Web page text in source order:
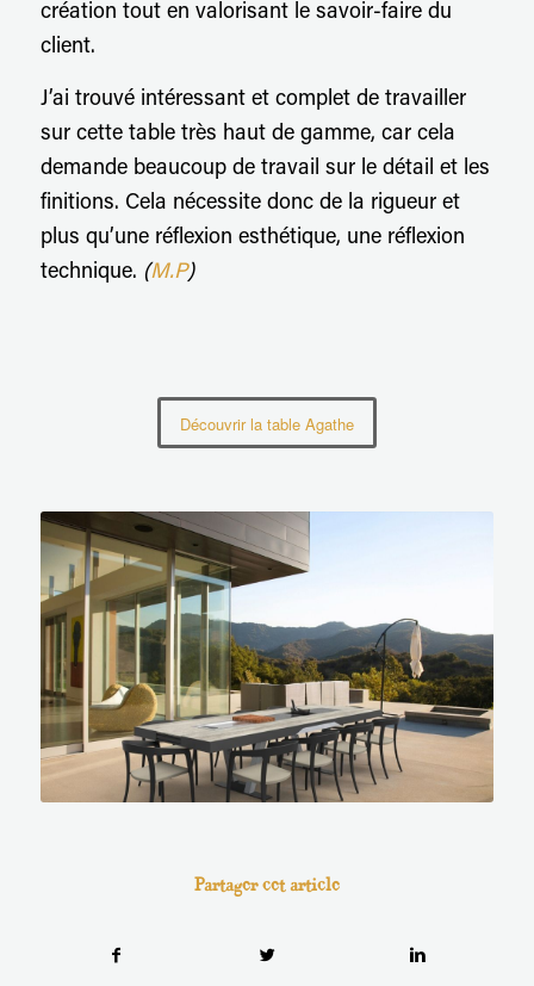
création tout en valorisant le savoir-faire du
client.
J’ai trouvé intéressant et complet de travailler
sur cette table très haut de gamme, car cela
demande beaucoup de travail sur le détail et les
finitions. Cela nécessite donc de la rigueur et
plus qu’une réflexion esthétique, une réflexion
technique. (M.P)
Découvrir la table Agathe
Partager cet article